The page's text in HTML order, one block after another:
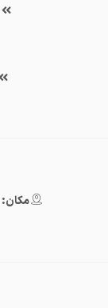
مکان: United States of America/Seattle